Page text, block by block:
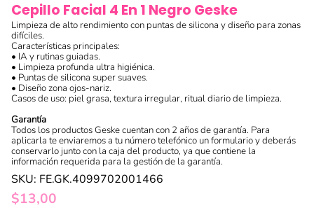
Cepillo Facial 4 En 1 Negro Geske
Limpieza de alto rendimiento con puntas de silicona y diseño para zonas
difíciles.
Características principales:
• IA y rutinas guiadas.
• Limpieza profunda ultra higiénica.
• Puntas de silicona super suaves.
• Diseño zona ojos‑nariz.
Casos de uso: piel grasa, textura irregular, ritual diario de limpieza.
Garantía
Todos los productos Geske cuentan con 2 años de garantía. Para
aplicarla te enviaremos a tu número telefónico un formulario y deberás
conservarlo junto con la caja del producto, ya que contiene la
información requerida para la gestión de la garantía.
SKU: FE.GK.4099702001466
$13,00